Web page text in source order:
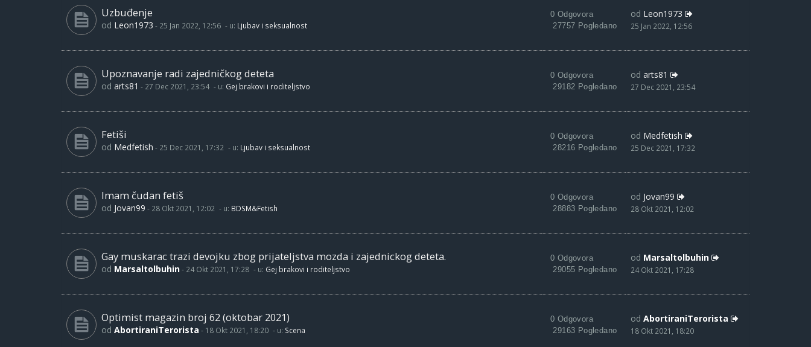
Uzbuđenje
od Leon1973 - 25 Jan 2022, 12:56 - u: Ljubav i seksualnost
0 Odgovora
27757 Pogledano
od Leon1973
25 Jan 2022, 12:56
Upoznavanje radi zajedničkog deteta
od arts81 - 27 Dec 2021, 23:54 - u: Gej brakovi i roditeljstvo
0 Odgovora
29182 Pogledano
od arts81
27 Dec 2021, 23:54
Fetiši
od Medfetish - 25 Dec 2021, 17:32 - u: Ljubav i seksualnost
0 Odgovora
28216 Pogledano
od Medfetish
25 Dec 2021, 17:32
Imam čudan fetiš
od Jovan99 - 28 Okt 2021, 12:02 - u: BDSM&Fetish
0 Odgovora
28883 Pogledano
od Jovan99
28 Okt 2021, 12:02
Gay muskarac trazi devojku zbog prijateljstva mozda i zajednickog deteta.
od Marsaltolbuhin- 24 Okt 2021, 17:28 - u: Gej brakovi i roditeljstvo
0 Odgovora
29055 Pogledano
od Marsaltolbuhin
24 Okt 2021, 17:28
Optimist magazin broj 62 (oktobar 2021)
od AbortiraniTerorista - 18 Okt 2021, 18:20 - u: Scena
0 Odgovora
29163 Pogledano
od AbortiraniTerorista
18 Okt 2021, 18:20